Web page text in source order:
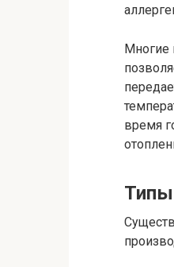
Многие
время
Типы